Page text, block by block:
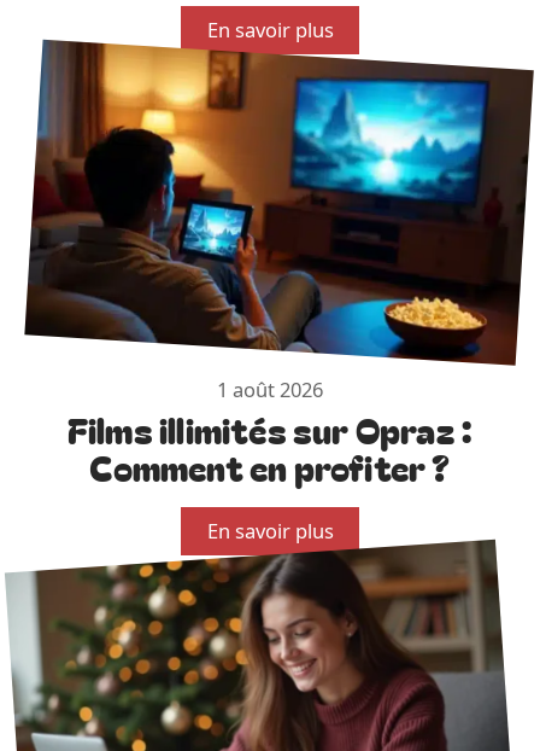
En savoir plus
1 août 2026
Films illimités sur Opraz :
Comment en profiter ?
En savoir plus